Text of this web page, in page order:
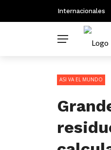
Internacionales
ASI VA EL MUNDO